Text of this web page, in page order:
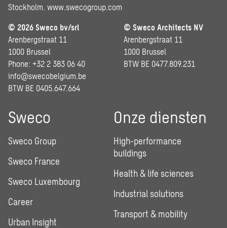
Stockholm. www.swecogroup.com
© 2026 Sweco bv/srl
Arenbergstraat 11
1000 Brussel
Phone: +32 2 383 06 40
info@swecobelgium.be
BTW BE 0405.647.664
© Sweco Architects NV
Arenbergstraat 11
1000 Brussel
BTW BE 0477.809.231
Sweco
Sweco Group
Sweco France
Sweco Luxembourg
Career
Urban Insight
Onze diensten
High-performance
buildings
Health & life sciences
Industrial solutions
Transport & mobility